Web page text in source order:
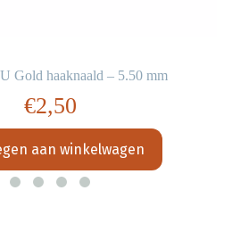
Gold haaknaald – 5.50 mm
€2,50
aan winkelwagen